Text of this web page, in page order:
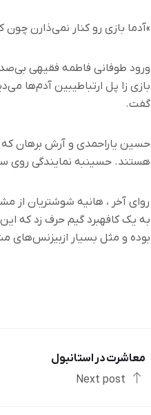
«آدما بازی رو کنار نمی‌ذارن
ورود طوفانی فاطمه فقیهی
بازی زا پل ارتباطیبین آدم‌ها
گفت.
حسین یاراحمدی و آرش برهان که
هستند. حسینبه نمایندگی روی
روای آخر ، هانیه شوشتریان از
به یک کافهبرد گیم حرف زد که این
بوده و مثل بسیار ازبیزنس‌های
معاشرت در استانبول
Next post